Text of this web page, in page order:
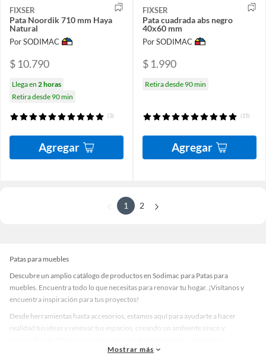
FIXSER
Pata Noordik 710 mm Haya
Natural
Por SODIMAC
$ 10.790
Llega en 2 horas
Retira desde 90 min
(3)
Agregar
FIXSER
Pata cuadrada abs negro
40x60 mm
Por SODIMAC
$ 1.990
Retira desde 90 min
(15)
Agregar
1 2
Patas para muebles
Descubre un amplio catálogo de productos en Sodimac para Patas para
muebles. Encuentra todo lo que necesitas para renovar tu hogar. ¡Visítanos y
encuentra inspiración para tus proyectos!
Desde herramientas hasta accesorios, estamos aquí para ayudarte a hacer
realidad tus ideas y renovar tus espacios, creando un ambiente único y
accesorios de calidad que te ayudarán a crear un espacio más tú.
Mostrar más